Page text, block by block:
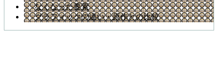
なくなった要素
グラフィックの違い・原作との比較